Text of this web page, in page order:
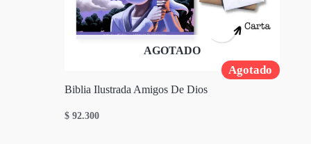
Agotado
AGOTADO
Biblia Ilustrada Amigos De Dios
$ 92.300